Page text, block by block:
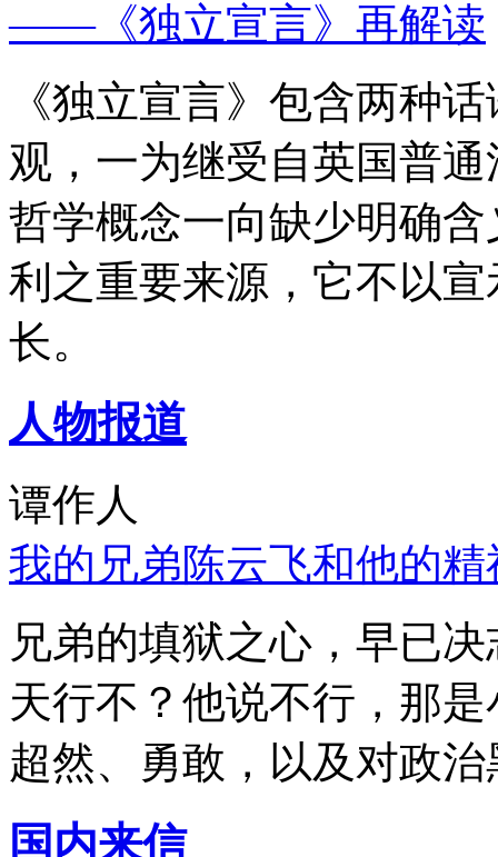
——《独立宣言》再解读
《独立宣言》包含两种
观，一为继受自英国普
哲学概念一向缺少明确
利之重要来源，它不以
长。
人物报道
谭作人
我的兄弟陈云飞和他的
兄弟的填狱之心，早已
天行不？他说不行，那
超然、勇敢，以及对政
国内来信